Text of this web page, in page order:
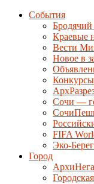
События
Бродячий
Краевые
Вести
Новое в
Конкурсы
Сочи —
FIFA
Эко-Берег
Город